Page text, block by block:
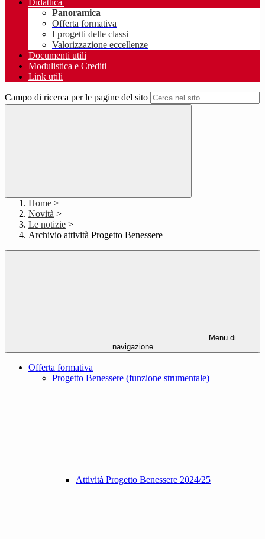
Didattica
Panoramica
Offerta formativa
I progetti delle classi
Valorizzazione eccellenze
Documenti utili
Modulistica e Crediti
Link utili
Campo di ricerca per le pagine del sito
Home >
Novità >
Le notizie >
Archivio attività Progetto Benessere
Menu di
navigazione
Offerta formativa
Progetto Benessere (funzione strumentale)
Attività Progetto Benessere 2024/25